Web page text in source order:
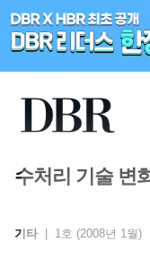
수처리 기술 변
기타 1호 (2008년 1월)